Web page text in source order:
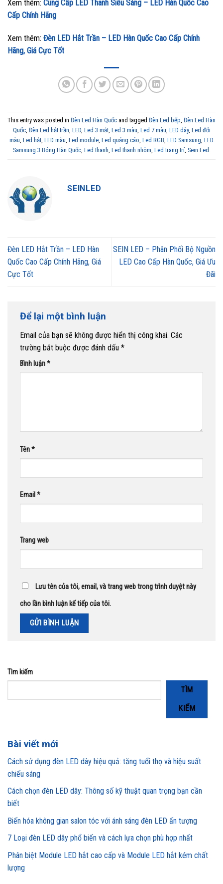
Xem thêm: Cung Cấp LED Thanh Siêu Sáng – LED Hàn Quốc Cao
Cấp Chính Hãng
Xem thêm: Đèn LED Hắt Trần – LED Hàn Quốc Cao Cấp Chính
Hãng, Giá Cực Tốt
This entry was posted in Đèn Led Hàn Quốc and tagged Đèn Led bếp Đèn Led Hàn
Quốc, Đèn Led hắt trần LED, Led 3 mắt, Led 3 màu Led 7 màu LED dây, Led đổi
màu Led hắt LED màu Led module Led quảng cáo Led RGB LED Samsung LED
Samsung 3 Bóng Hàn Quốc, Led thanh Led thanh nhôm Led trang trí, Sein Led
SEINLED
Đèn LED Hắt Trần – LED Hàn
Quốc Cao Cấp Chính Hãng, Giá
Cực Tốt
SEIN LED – Phân Phối Bộ Nguồn
LED Cao Cấp Hàn Quốc, Giá Ưu
Đãi
Để lại một bình luận
Email của bạn sẽ không được hiển thị công khai. Các
trường bắt buộc được đánh dấu *
Bình luận*
Tên*
Email *
Trang web
Lưu tên của tôi, email, và trang web trong trình duyệt này
cho lần bình luận kế tiếp của tôi.
Tìm kiếm
TÌM
KIẾM
Bài viết mới
Cách sử dụng đèn LED dây hiệu quả: tăng tuổi thọ và hiệu suất
chiếu sáng
Cách chọn đèn LED dây: Thông số kỹ thuật quan trọng bạn cần
biết
Biến hóa không gian salon tóc với ánh sáng đèn LED ấn tượng
7 Loại đèn LED dây phổ biến và cách lựa chọn phù hợp nhất
Phân biệt Module LED hắt cao cấp và Module LED hắt kém chất
lượng